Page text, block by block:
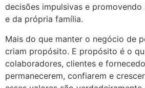
decisões impulsivas e
e da própria família.
Mais do que manter o negócio de
criam propósito. E propósito é o
colaboradores, clientes e
permanecerem, confiarem e